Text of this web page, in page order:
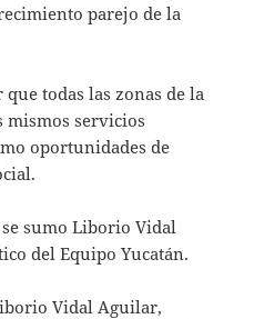
parejo de la
todas las zonas de la
mismos servicios
oportunidades de
sumo Liborio Vidal
del Equipo Yucatán.
Vidal Aguilar,